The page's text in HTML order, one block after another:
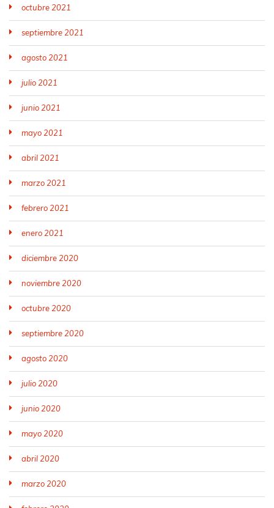
octubre 2021
septiembre 2021
agosto 2021
julio 2021
junio 2021
mayo 2021
abril 2021
marzo 2021
febrero 2021
enero 2021
diciembre 2020
noviembre 2020
octubre 2020
septiembre 2020
agosto 2020
julio 2020
junio 2020
mayo 2020
abril 2020
marzo 2020